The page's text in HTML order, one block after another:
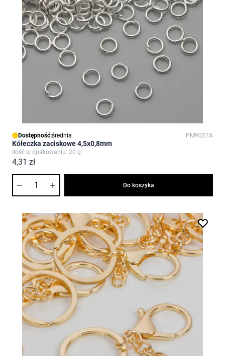
Dostępność:średnia PM9027A
Kółeczka zaciskowe 4,5x0,8mm
Ilość w opakowaniu: 20 g
4,31 zł
Do koszyka